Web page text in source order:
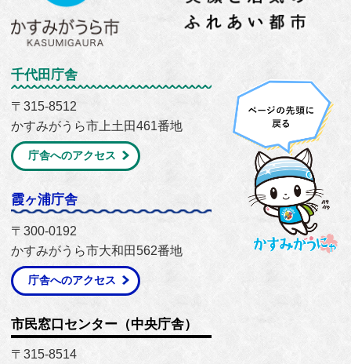
千代田庁舎
〒315-8512
かすみがうら市上土田461番地
庁舎へのアクセス
霞ヶ浦庁舎
〒300-0192
かすみがうら市大和田562番地
庁舎へのアクセス
市民窓口センター（中央庁舎）
〒315-8514